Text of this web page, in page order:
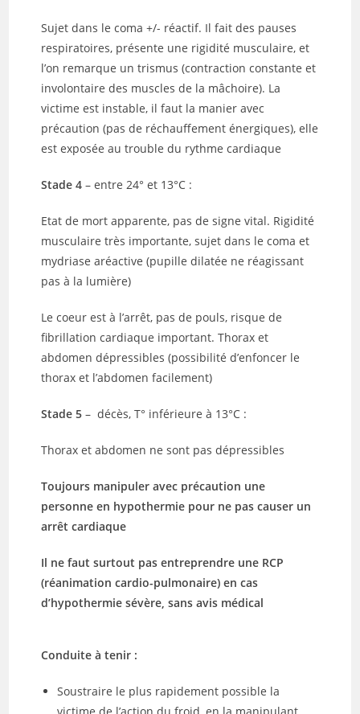
Sujet dans le coma +/- réactif. Il fait des pauses
respiratoires, présente une rigidité musculaire, et
l’on remarque un trismus (contraction constante et
involontaire des muscles de la mâchoire). La
victime est instable, il faut la manier avec
précaution (pas de réchauffement énergiques), elle
est exposée au trouble du rythme cardiaque
Stade 4 – entre 24° et 13°C :
Etat de mort apparente, pas de signe vital. Rigidité
musculaire très importante, sujet dans le coma et
mydriase aréactive (pupille dilatée ne réagissant
pas à la lumière)
Le coeur est à l’arrêt, pas de pouls, risque de
fibrillation cardiaque important. Thorax et
abdomen dépressibles (possibilité d’enfoncer le
thorax et l’abdomen facilement)
Stade 5 – décès, T° inférieure à 13°C :
Thorax et abdomen ne sont pas dépressibles
Toujours manipuler avec précaution une
personne en hypothermie pour ne pas causer un
arrêt cardiaque
Il ne faut surtout pas entreprendre une RCP
(réanimation cardio-pulmonaire) en cas
d’hypothermie sévère, sans avis médical
Conduite à tenir :
Soustraire le plus rapidement possible la